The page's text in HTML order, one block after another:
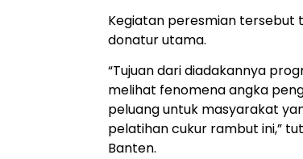
Kegiatan peresmian tersebut
donatur utama.
“Tujuan dari diadakannya
melihat fenomena angka
peluang untuk masyarakat
pelatihan cukur rambut ini,”
Banten.